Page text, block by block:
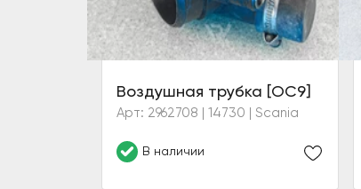
Воздушная трубка [OC9]
Арт: 2962708 | 14730 | Scania
В наличии